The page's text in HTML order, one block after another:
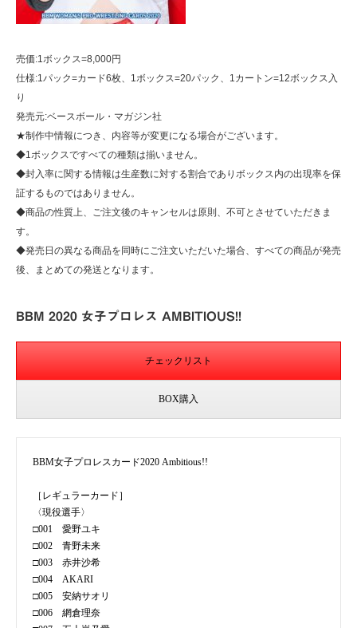
売価:1ボックス=8,000円
仕様:1パック=カード6枚、1ボックス=20パック、1カートン=12ボックス入
り
発売元:ベースボール・マガジン社
★制作中情報につき、内容等が変更になる場合がございます。
◆1ボックスですべての種類は揃いません。
◆封入率に関する情報は生産数に対する割合でありボックス内の出現率を保
証するものではありません。
◆商品の性質上、ご注文後のキャンセルは原則、不可とさせていただきま
す。
◆発売日の異なる商品を同時にご注文いただいた場合、すべての商品が発売
後、まとめての発送となります。
BBM 2020 女子プロレス AMBITIOUS!!
チェックリスト
BOX購入
BBM女子プロレスカード2020 Ambitious!!
［レギュラーカード］
〈現役選手〉
□001 愛野ユキ
□002 青野未来
□003 赤井沙希
□004 AKARI
□005 安納サオリ
□006 網倉理奈